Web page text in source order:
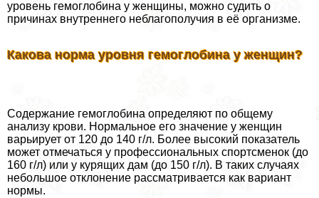
уровень гемоглобина у женщины, можно судить о
причинах внутреннего нeблагополучия в её организме.
Какова норма уровня гемоглобина у женщин?
Содержание гемоглобина определяют по общему
анализу крови. Нормальное его значение у женщин
варьирует от 120 до 140 г/л. Более высокий показатель
может отмечаться у профессиональных спортсменок (до
160 г/л) или у курящих дам (до 150 г/л). В таких случаях
небольшое отклонение рассматривается как вариант
нормы.